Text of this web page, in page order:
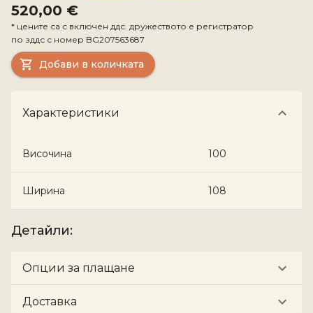
520,00 €
* цените са с включен ддс. дружеството е регистратор
по зддс с номер BG207563687
Добави в количката
Характеристики
Височина 100
Ширина 108
Детайли:
Опции за плащане
Доставка